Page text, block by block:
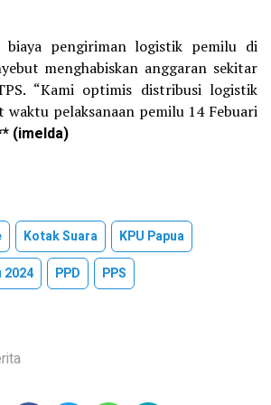
biaya pengiriman logistik pemilu di
menghabiskan anggaran sekitar
“Kami optimis distribusi logistik
waktu pelaksanaan pemilu 14 Febuari
(imelda)
Kotak Suara
KPU Papua
2024 PPD PPS